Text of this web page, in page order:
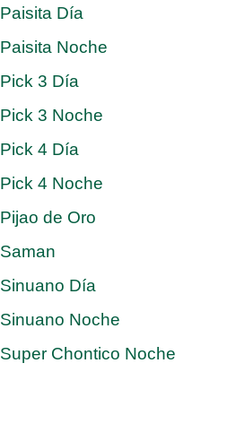
Paisita Día
Paisita Noche
Pick 3 Día
Pick 3 Noche
Pick 4 Día
Pick 4 Noche
Pijao de Oro
Saman
Sinuano Día
Sinuano Noche
Super Chontico Noche